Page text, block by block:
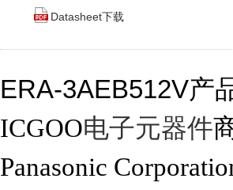
Datasheet下载
ERA-3AEB512V产
ICGOO电子元器件
Panasonic